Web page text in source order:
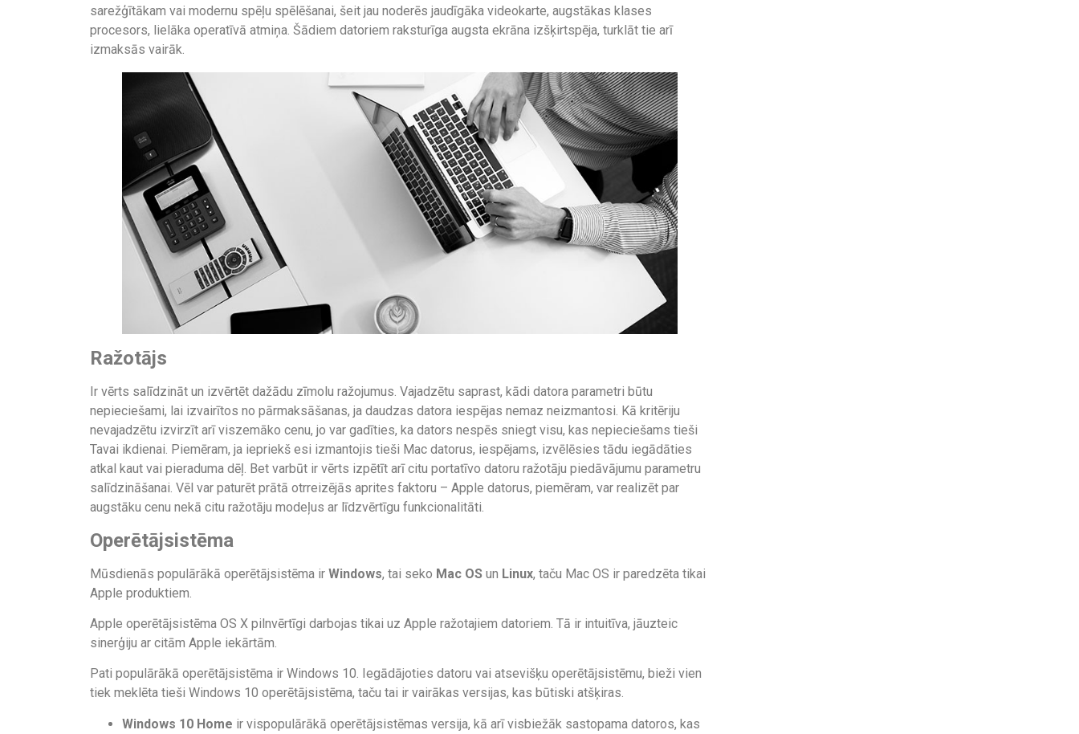
sarežģītākam vai modernu spēļu spēlēšanai, šeit jau noderēs jaudīgāka videokarte, augstākas klases
procesors, lielāka operatīvā atmiņa. Šādiem datoriem raksturīga augsta ekrāna izšķirtspēja, turklāt tie arī
izmaksās vairāk.
Ražotājs
Ir vērts salīdzināt un izvērtēt dažādu zīmolu ražojumus. Vajadzētu saprast, kādi datora parametri būtu
nepieciešami, lai izvairītos no pārmaksāšanas, ja daudzas datora iespējas nemaz neizmantosi. Kā kritēriju
nevajadzētu izvirzīt arī viszemāko cenu, jo var gadīties, ka dators nespēs sniegt visu, kas nepieciešams tieši
Tavai ikdienai. Piemēram, ja iepriekš esi izmantojis tieši Mac datorus, iespējams, izvēlēsies tādu iegādāties
atkal kaut vai pieraduma dēļ. Bet varbūt ir vērts izpētīt arī citu portatīvo datoru ražotāju piedāvājumu parametru
salīdzināšanai. Vēl var paturēt prātā otrreizējās aprites faktoru – Apple datorus, piemēram, var realizēt par
augstāku cenu nekā citu ražotāju modeļus ar līdzvērtīgu funkcionalitāti.
Operētājsistēma
Mūsdienās populārākā operētājsistēma ir Windows, tai seko Mac OS un Linux, taču Mac OS ir paredzēta tikai
Apple produktiem.
Apple operētājsistēma OS X pilnvērtīgi darbojas tikai uz Apple ražotajiem datoriem. Tā ir intuitīva, jāuzteic
sinerģiju ar citām Apple iekārtām.
Pati populārākā operētājsistēma ir Windows 10. Iegādājoties datoru vai atsevišķu operētājsistēmu, bieži vien
tiek meklēta tieši Windows 10 operētājsistēma, taču tai ir vairākas versijas, kas būtiski atšķiras.
Windows 10 Home ir vispopulārākā operētājsistēmas versija, kā arī visbiežāk sastopama datoros, kas